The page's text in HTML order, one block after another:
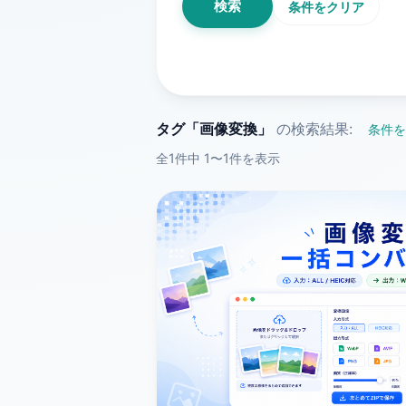
検索 条件をクリア
タグ「画像変換」 の検索結果: 条件
全1件中 1〜1件を表示